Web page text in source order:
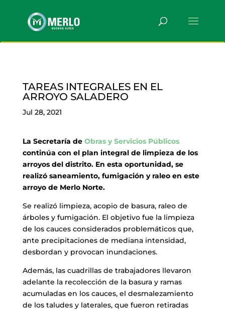
TAREAS INTEGRALES EN EL
ARROYO SALADERO
Jul 28, 2021
La Secretaría de Obras y Servicios Públicos
continúa con el plan integral de limpieza de los
arroyos del distrito. En esta oportunidad, se
realizó saneamiento, fumigación y raleo en este
arroyo de Merlo Norte.
Se realizó limpieza, acopio de basura, raleo de
árboles y fumigación. El objetivo fue la limpieza
de los cauces considerados problemáticos que,
ante precipitaciones de mediana intensidad,
desbordan y provocan inundaciones.
Además, las cuadrillas de trabajadores llevaron
adelante la recolección de la basura y ramas
acumuladas en los cauces, el desmalezamiento
de los taludes y laterales, que fueron retiradas